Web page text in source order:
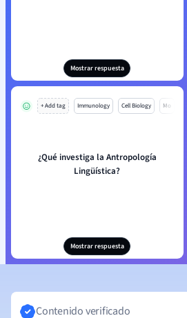
Mostrar respuesta
+ Add tag Immunology Cell Biology Mo
¿Qué investiga la Antropología
Lingüística?
Mostrar respuesta
Contenido verificado